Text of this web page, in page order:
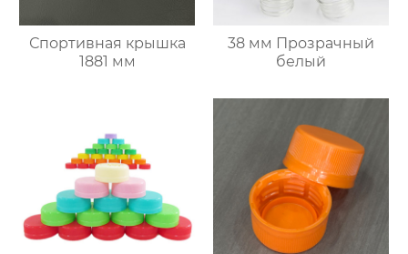
Спортивная крышка
1881 мм
38 мм Прозрачный
белый